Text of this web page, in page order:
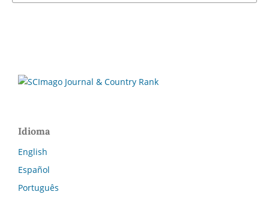
Idioma
English
Español
Português